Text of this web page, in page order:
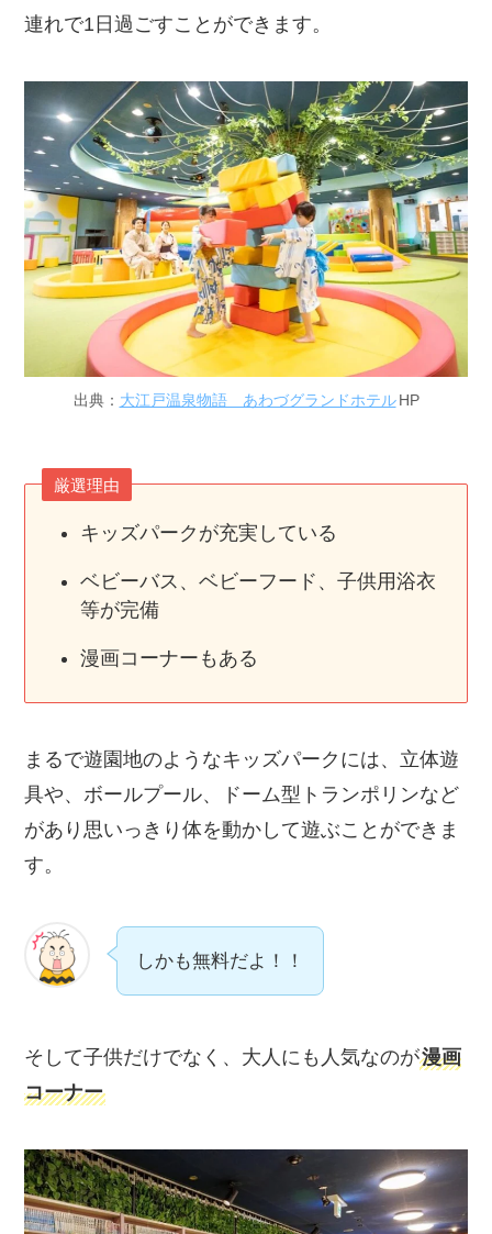
連れで1日過ごすことができます。
出典： 大江戸温泉物語 あわづグランドホテル HP
厳選理由
キッズパークが充実している
ベビーバス、ベビーフード、子供用浴衣
等が完備
漫画コーナーもある
まるで遊園地のようなキッズパークには、立体遊
具や、ボールプール、ドーム型トランポリンなど
があり思いっきり体を動かして遊ぶことができま
す。
しかも無料だよ！！
そして子供だけでなく、大人にも人気なのが漫画
コーナー